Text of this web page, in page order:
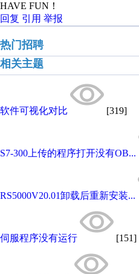
HAVE FUN！
回复 引用 举报
热门招聘
相关主题
软件可视化对比 [319]
S7-300上传的程序打开没有OB...
RS5000V20.01卸载后重新安装...
伺服程序没有运行 [151]